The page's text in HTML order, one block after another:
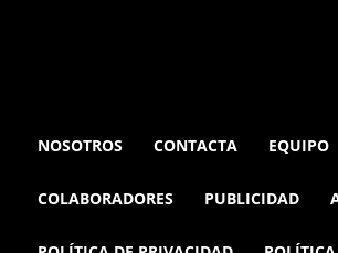
NOSOTROS CONTACTA EQUIPO
COLABORADORES PUBLICIDAD